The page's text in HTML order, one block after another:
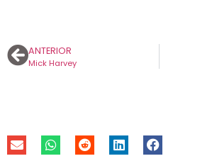
ANTERIOR
Mick Harvey